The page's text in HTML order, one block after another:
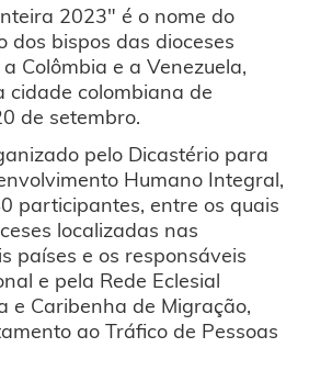
2023" é o nome do
dos bispos das dioceses
Colômbia e a Venezuela,
cidade colombiana de
de setembro.
pelo Dicastério para
Humano Integral,
participantes, entre os quais
localizadas nas
países e os responsáveis
e pela Rede Eclesial
e Caribenha de Migração,
ao Tráfico de Pessoas